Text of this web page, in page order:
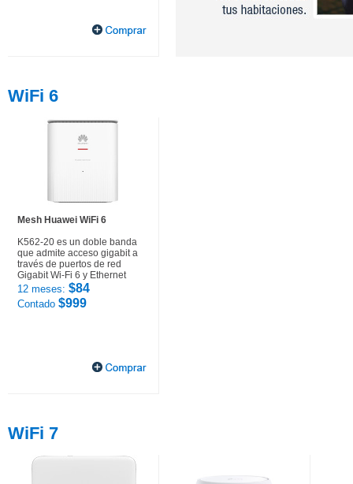
WiFi 6
Mesh Huawei WiFi 6
K562-20 es un doble banda
que admite acceso gigabit a
través de puertos de red
Gigabit Wi-Fi 6 y Ethernet
12 meses: $84
Contado $999
WiFi 7